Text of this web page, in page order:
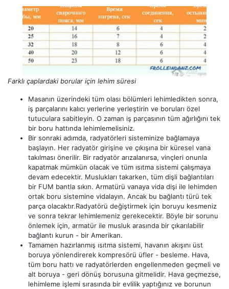
Farklı çaplardaki borular için lehim süresi
Masanın üzerindeki tüm olası bölümleri lehimledikten sonra,
iş parçalarını kalıcı yerlerine yerleştirin ve boruları özel
tutuculara sabitleyin. O zaman iş parçasının tüm ağırlığını tek
bir boru hattında lehimlemelisiniz.
Bir sonraki adımda, radyatörleri sisteminize bağlamaya
başlayın. Her radyatör girişine ve çıkışına bir küresel vana
takılması önerilir. Bir radyatör arızalanırsa, vinçleri onunla
kapatmak mümkün olacak ve tüm ısıtma sistemi çalışmaya
devam edecektir. Muslukları takarken, tüm dişli bağlantıları
bir FUM bantla sıkın. Armatürü vanaya vida dişi ile lehimden
ortak boru sistemine vidalayın. Ancak bu bağlantı türü tek
parça olacaktır.Radyatörü değiştirmek için boruyu kesmeniz
ve sonra tekrar lehimlemeniz gerekecektir. Böyle bir sorunu
önlemek için, armatür ile musluk arasında bir çıkarılabilir
bağlantı kurun - bir Amerikan.
Tamamen hazırlanmış ısıtma sistemi, havanın akışını üst
boruya yönlendirerek kompresörü üfler - besleme. Hava,
tüm boru hattı ve radyatörlerden engellenmeden geçmeli ve
alt boruya - geri dönüş borusuna gitmelidir. Hava geçmezse,
lehimleme işlemi sırasında bir evlilik yaptığınız ve borunun